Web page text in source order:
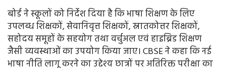
बोर्ड ने स्कूलों को निर्देश दिया है कि भाषा शिक्षण के लिए
उपलब्ध शिक्षकों, सेवानिवृत्त शिक्षकों, स्नातकोत्तर शिक्षकों,
सहोदय समूहों के सहयोग तथा वर्चुअल एवं हाइब्रिड शिक्षण
जैसी व्यवस्थाओं का उपयोग किया जाए। CBSE ने कहा कि नई
भाषा नीति लागू करने का उद्देश्य छात्रों पर अतिरिक्त परीक्षा का